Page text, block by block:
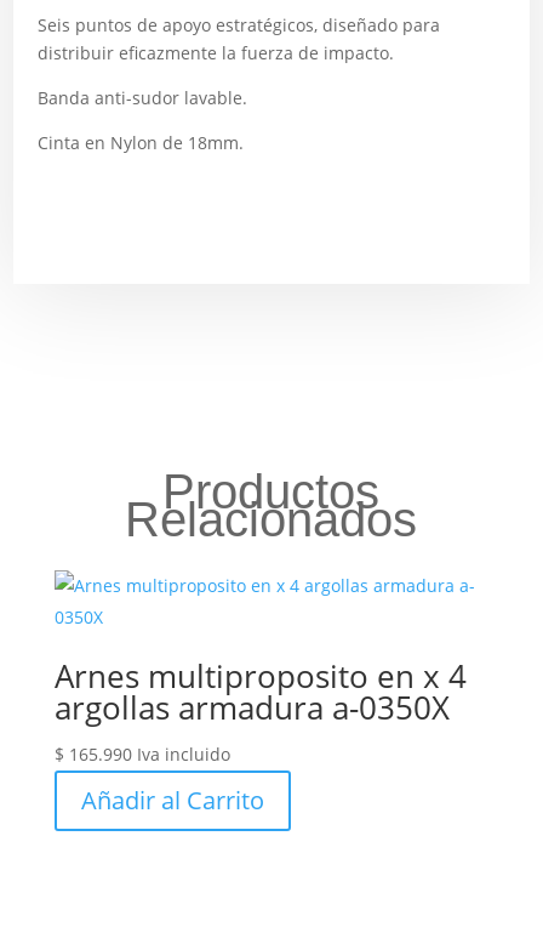
Seis puntos de apoyo estratégicos, diseñado para
distribuir eficazmente la fuerza de impacto.
Banda anti-sudor lavable.
Cinta en Nylon de 18mm.
Productos
Relacionados
Arnes multiproposito en x 4
argollas armadura a-0350X
$ 165.990 Iva incluido
Añadir al Carrito